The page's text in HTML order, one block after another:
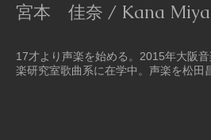
宮本 佳奈 / Kana
17才より声楽を始める。2015年大阪
楽研究室歌曲系に在学中。声楽を松田